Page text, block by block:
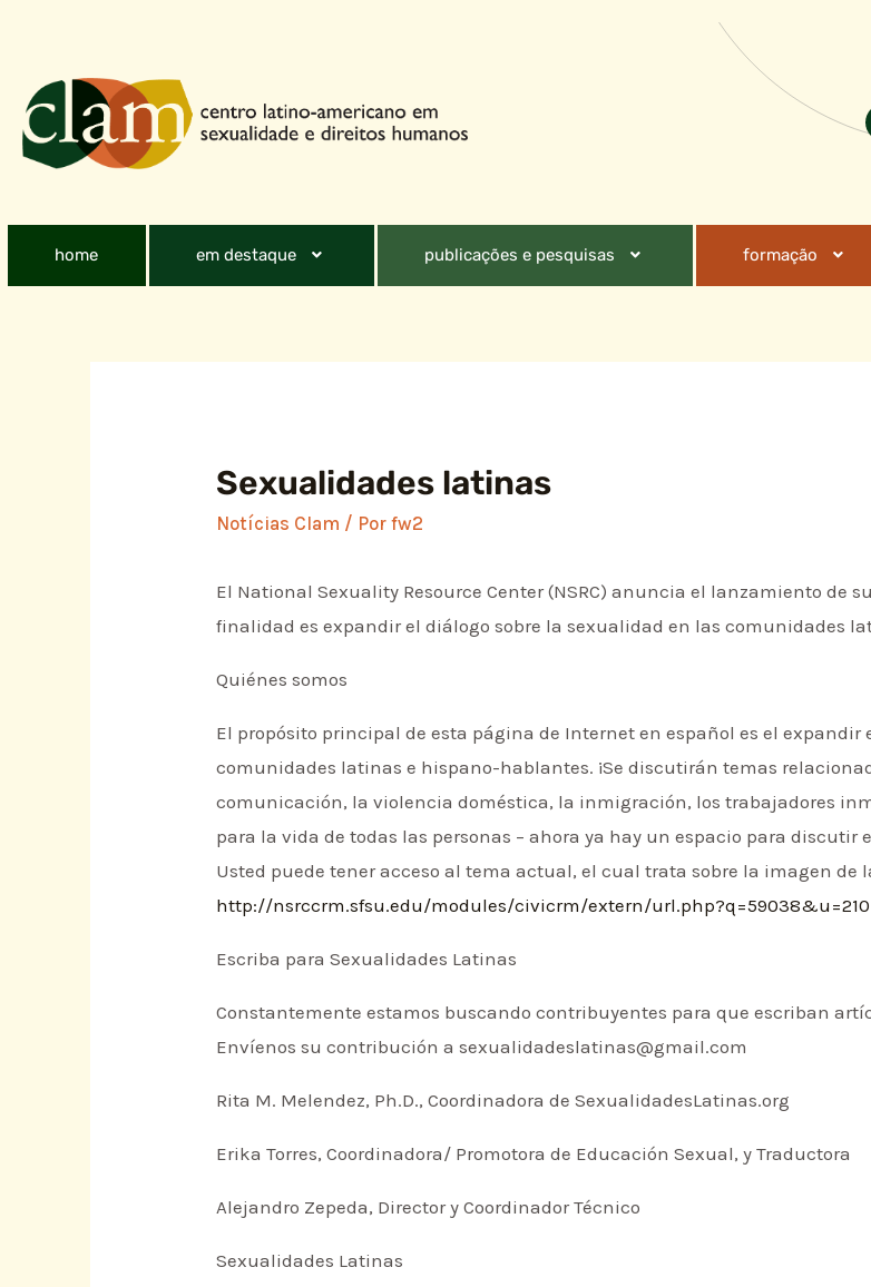
home em destaque publicações e pesquisas formação
Sexualidades latinas
Notícias Clam / Porfw2
El National Sexuality Resource Center (NSRC) anuncia el lanzamiento de
finalidad es expandir el diálogo sobre la sexualidad en las comunidades
Quiénes somos
El propósito principal de esta página de Internet en español es el expandir
comunidades latinas e hispano-hablantes. ¡Se discutirán temas
comunicación, la violencia doméstica, la inmigración, los trabajadores
para la vida de todas las personas – ahora ya hay un espacio para
Usted puede tener acceso al tema actual, el cual trata sobre la imagen
http://nsrccrm.sfsu.edu/modules/civicrm/extern/url.php?q=59038&u=210
Escriba para Sexualidades Latinas
Constantemente estamos buscando contribuyentes para que escriban
Envíenos su contribución a sexualidadeslatinas@gmail.com
Rita M. Melendez, Ph.D., Coordinadora de SexualidadesLatinas.org
Erika Torres, Coordinadora/ Promotora de Educación Sexual, y Traductora
Alejandro Zepeda, Director y Coordinador Técnico
Sexualidades Latinas